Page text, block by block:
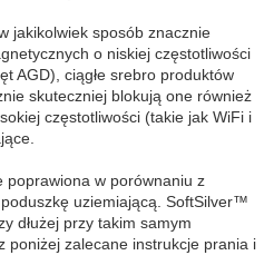
jakikolwiek sposób znacznie
o niskiej częstotliwości
AGD), ciągłe srebro produktów
skuteczniej blokują one również
częstotliwości (takie jak WiFi i
poprawiona w porównaniu z
uziemiającą. SoftSilver™
dłużej przy takim samym
poniżej zalecane instrukcje prania i